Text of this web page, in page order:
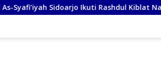
Rashdul Kiblat Nasional, Siapkan